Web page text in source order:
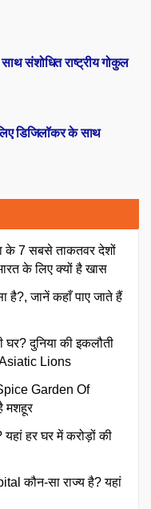
डिजिलॉकर के साथ
संशोधित राष्ट्रीय गोकुल
के 7 सबसे ताकतवर देशों
के लिए क्यों है खास
है?, जानें कहाँ पाए जाते हैं
घर? दुनिया की इकलौती
Lions
Garden Of
मशहूर
हर घर में करोड़ों की
कौन-सा राज्य है? यहां